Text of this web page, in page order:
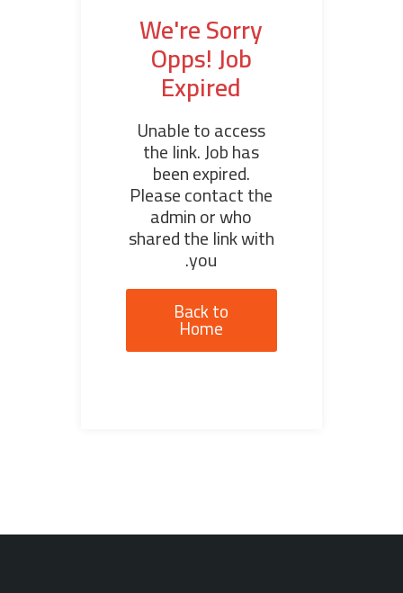
We're Sorry
Opps! Job
Expired
Unable to access
the link. Job has
been expired.
Please contact the
admin or who
shared the link with
you.
Back to
Home